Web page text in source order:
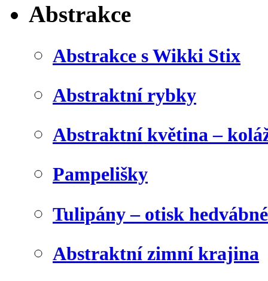
Abstrakce
Abstrakce s Wikki Stix
Abstraktní rybky
Abstraktní květina –
Pampelišky
Tulipány – otisk
Abstraktní zimní krajina